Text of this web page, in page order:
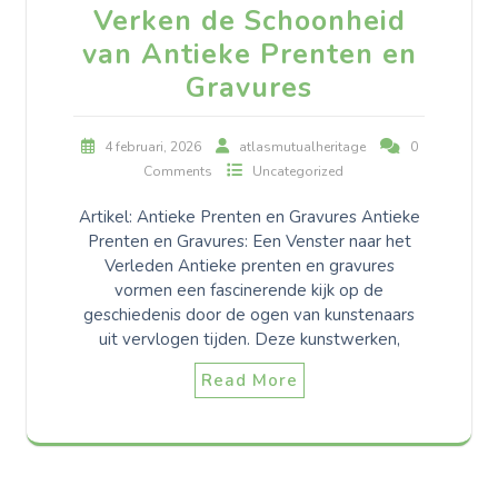
Verken de Schoonheid
van Antieke Prenten en
Gravures
4 februari, 2026 atlasmutualheritage
0
Comments
Uncategorized
Artikel: Antieke Prenten en Gravures Antieke
Prenten en Gravures: Een Venster naar het
Verleden Antieke prenten en gravures
vormen een fascinerende kijk op de
geschiedenis door de ogen van kunstenaars
uit vervlogen tijden. Deze kunstwerken,
Read More